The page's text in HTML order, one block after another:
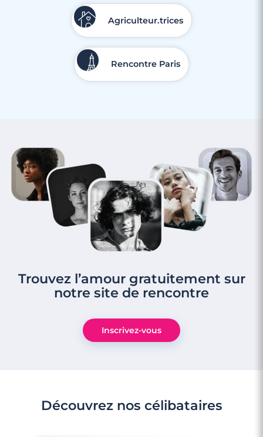
Agriculteur.trices
Rencontre Paris
Trouvez l’amour gratuitement sur
notre site de rencontre
Inscrivez-vous
Découvrez nos célibataires